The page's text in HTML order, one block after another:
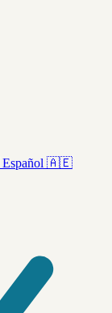
Español 🇦🇪